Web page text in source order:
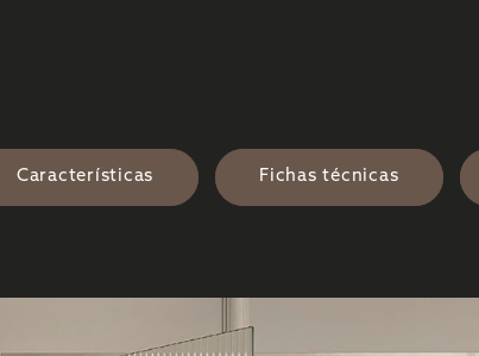
Características Fichas técnicas